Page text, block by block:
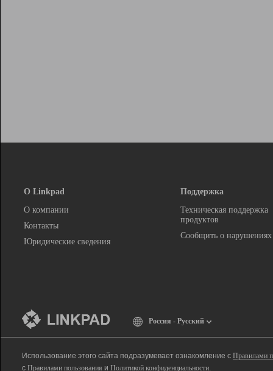
О Linkpad
О компании
Контакты
Юридические сведения
Поддержка
Техническая поддержка
продуктов
Сообщить о нарушениях
Россия - Русский
Использование этого сайта подразумевает ознакомление с Правилами
с Правилами пользования и Политикой конфиденциальности.